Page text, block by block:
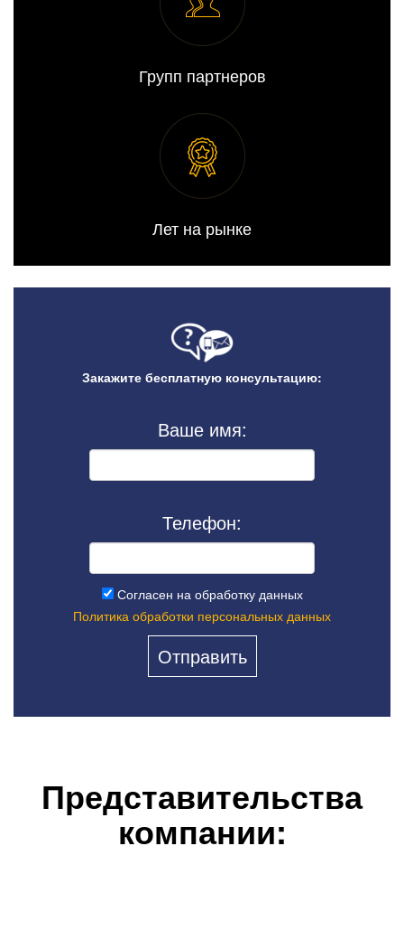
Групп партнеров
Лет на рынке
Закажите бесплатную консультацию:
Ваше имя:
Телефон:
Согласен на обработку данных
Политика обработки персональных данных
Представительства
компании: